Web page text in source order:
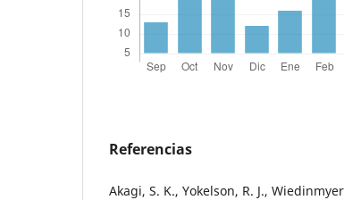
Referencias
Akagi, S. K., Yokelson, R. J.,